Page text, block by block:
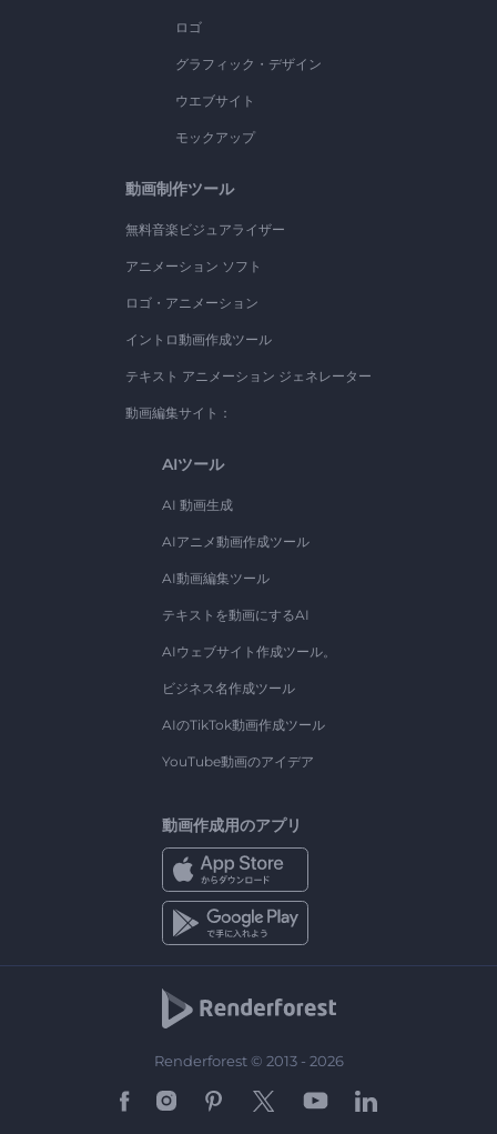
ロゴ
グラフィック・デザイン
ウエブサイト
モックアップ
動画制作ツール
無料音楽ビジュアライザー
アニメーション ソフト
ロゴ・アニメーション
イントロ動画作成ツール
テキスト アニメーション ジェネレーター
動画編集サイト：
AIツール
AI 動画生成
AIアニメ動画作成ツール
AI動画編集ツール
テキストを動画にするAI
AIウェブサイト作成ツール。
ビジネス名作成ツール
AIのTikTok動画作成ツール
YouTube動画のアイデア
動画作成用のアプリ
Renderforest © 2013 - 2026